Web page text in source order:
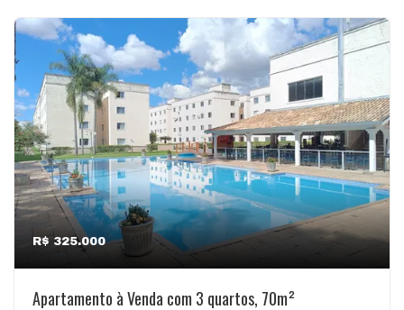
R$ 325.000
Apartamento à Venda com 3 quartos, 70m²